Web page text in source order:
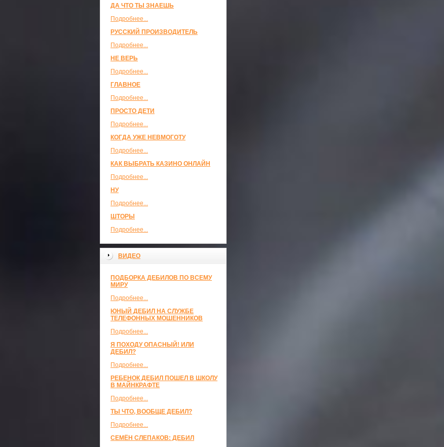
ДА ЧТО ТЫ ЗНАЕШЬ
Подробнее...
РУССКИЙ ПРОИЗВОДИТЕЛЬ
Подробнее...
НЕ ВЕРЬ
Подробнее...
ГЛАВНОЕ
Подробнее...
ПРОСТО ДЕТИ
Подробнее...
КОГДА УЖЕ НЕВМОГОТУ
Подробнее...
КАК ВЫБРАТЬ КАЗИНО ОНЛАЙН
Подробнее...
НУ
Подробнее...
ШТОРЫ
Подробнее...
ВИДЕО
ПОДБОРКА ДЕБИЛОВ ПО ВСЕМУ
МИРУ
Подробнее...
ЮНЫЙ ДЕБИЛ НА СЛУЖБЕ
ТЕЛЕФОННЫХ МОШЕННИКОВ
Подробнее...
Я ПОХОДУ ОПАСНЫЙ! ИЛИ
ДЕБИЛ?
Подробнее...
РЕБЕНОК ДЕБИЛ ПОШЕЛ В ШКОЛУ
В МАЙНКРАФТЕ
Подробнее...
ТЫ ЧТО, ВООБЩЕ ДЕБИЛ?
Подробнее...
СЕМЁН СЛЕПАКОВ: ДЕБИЛ